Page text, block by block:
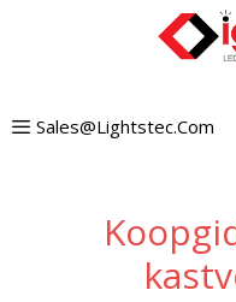
inhoudSales@lightstec.com